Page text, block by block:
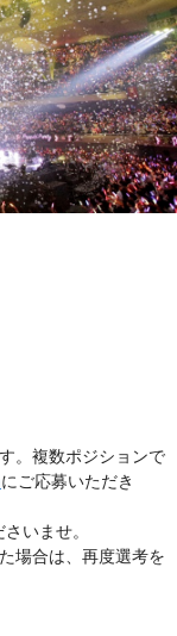
。複数ポジションで
にご応募いただき
いませ。
場合は、再度選考を